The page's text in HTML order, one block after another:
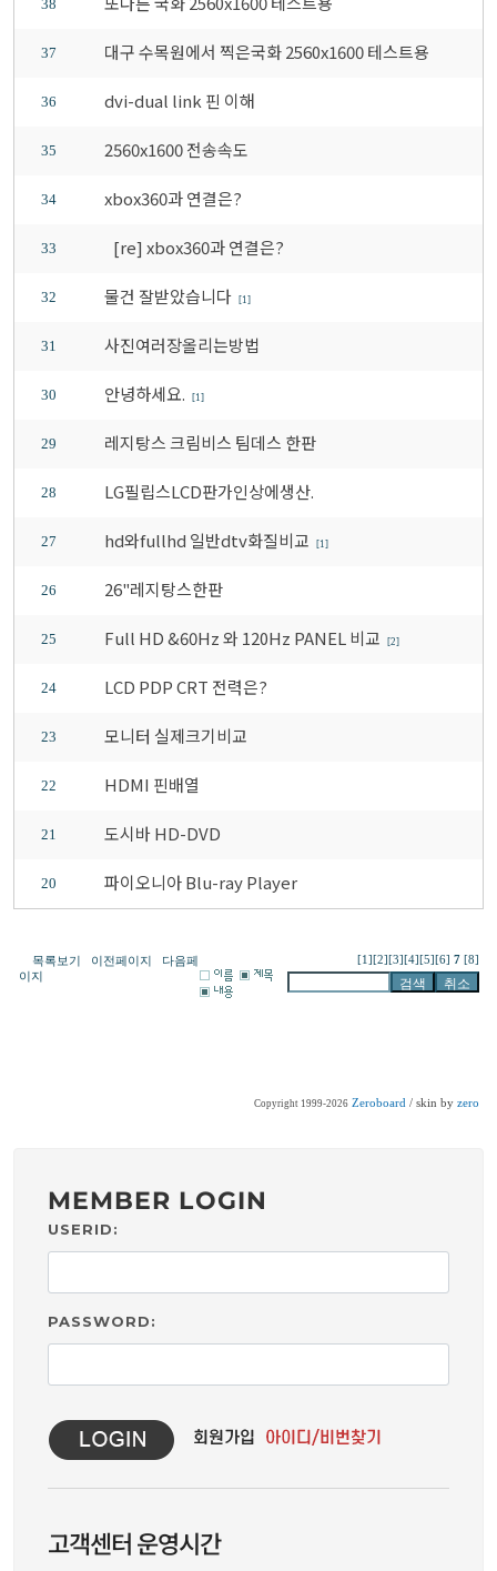
38
37 대구 수목원에서 찍은국화 2560x1600 테스트용
36 dvi-dual link 핀 이해
35 2560x1600 전송속도
34 xbox360과 연결은?
33 [re] xbox360과 연결은?
32 물건 잘받았습니다 [1]
31 사진여러장올리는방법
30 안녕하세요. [1]
29 레지탕스 크림비스 팀데스 한판
28 LG필립스LCD판가인상에생산.
27 hd와fullhd 일반dtv화질비교 [1]
26 26"레지탕스한판
25 Full HD &60Hz 와 120Hz PANEL 비교 [2]
24 LCD PDP CRT 전력은?
23 모니터 실제크기비교
22 HDMI 핀배열
21 도시바 HD-DVD
20 파이오니아 Blu-ray Player
목록보기 이전페이지
다음페
이지
[1] [2] [3] [4] [5] [6] 7 [8]
Copyright 1999-2026 Zeroboard / skin by zero
MEMBER LOGIN
USERID:
PASSWORD:
고객센터 운영시간